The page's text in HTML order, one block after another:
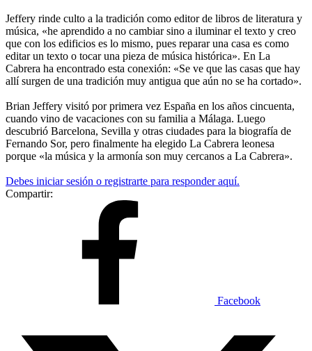
Jeffery rinde culto a la tradición como editor de libros de literatura y
música, «he aprendido a no cambiar sino a iluminar el texto y creo
que con los edificios es lo mismo, pues reparar una casa es como
editar un texto o tocar una pieza de música histórica». En La
Cabrera ha encontrado esta conexión: «Se ve que las casas que hay
allí surgen de una tradición muy antigua que aún no se ha cortado».
Brian Jeffery visitó por primera vez España en los años cincuenta,
cuando vino de vacaciones con su familia a Málaga. Luego
descubrió Barcelona, Sevilla y otras ciudades para la biografía de
Fernando Sor, pero finalmente ha elegido La Cabrera leonesa
porque «la música y la armonía son muy cercanos a La Cabrera».
Debes iniciar sesión o registrarte para responder aquí.
Compartir:
Facebook